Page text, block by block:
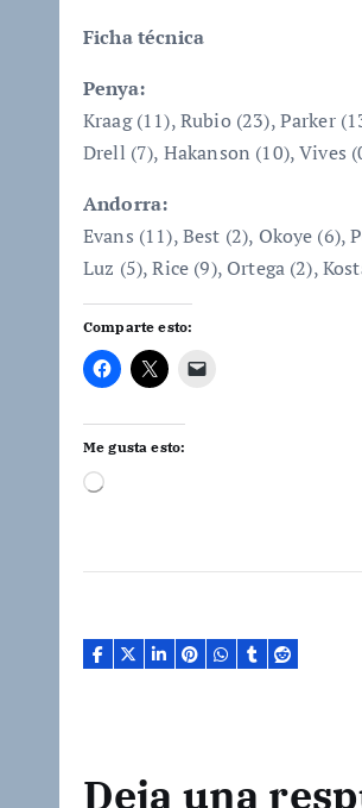
Ficha técnica
Penya:
Kraag (11), Rubio (23), Parker
Drell (7), Hakanson (10), Vives
Andorra:
Evans (11), Best (2), Okoye
Luz (5), Rice (9), Ortega (2),
Comparte esto:
Me gusta esto:
C
a
.
Deja una